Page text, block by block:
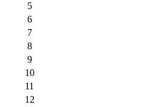
5
6
7
8
9
10
11
12